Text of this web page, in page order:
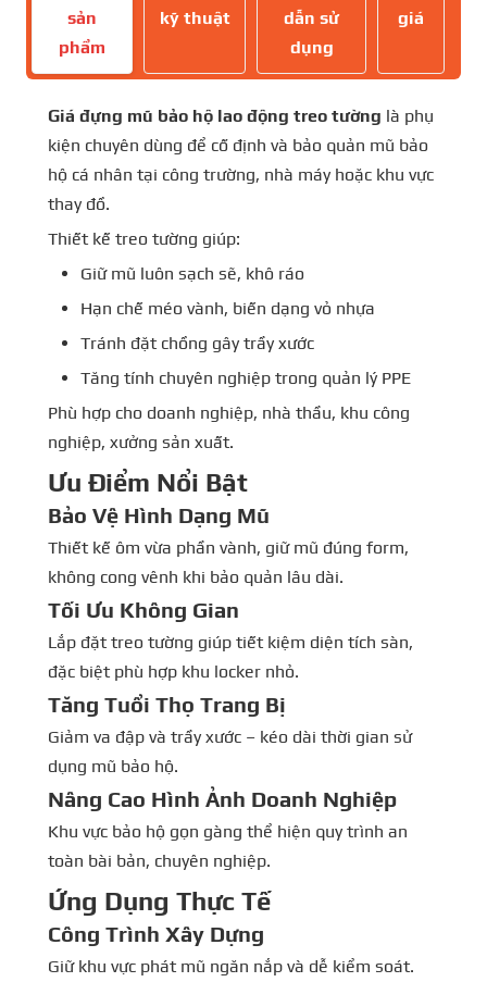
sản
phẩm
kỹ thuật
dẫn sử
dụng
giá
Giá đựng mũ bảo hộ lao động treo tường là phụ
kiện chuyên dùng để cố định và bảo quản mũ bảo
hộ cá nhân tại công trường, nhà máy hoặc khu vực
thay đồ.
Thiết kế treo tường giúp:
Giữ mũ luôn sạch sẽ, khô ráo
Hạn chế méo vành, biến dạng vỏ nhựa
Tránh đặt chồng gây trầy xước
Tăng tính chuyên nghiệp trong quản lý PPE
Phù hợp cho doanh nghiệp, nhà thầu, khu công
nghiệp, xưởng sản xuất.
Ưu Điểm Nổi Bật
Bảo Vệ Hình Dạng Mũ
Thiết kế ôm vừa phần vành, giữ mũ đúng form,
không cong vênh khi bảo quản lâu dài.
Tối Ưu Không Gian
Lắp đặt treo tường giúp tiết kiệm diện tích sàn,
đặc biệt phù hợp khu locker nhỏ.
Tăng Tuổi Thọ Trang Bị
Giảm va đập và trầy xước – kéo dài thời gian sử
dụng mũ bảo hộ.
Nâng Cao Hình Ảnh Doanh Nghiệp
Khu vực bảo hộ gọn gàng thể hiện quy trình an
toàn bài bản, chuyên nghiệp.
Ứng Dụng Thực Tế
Công Trình Xây Dựng
Giữ khu vực phát mũ ngăn nắp và dễ kiểm soát.